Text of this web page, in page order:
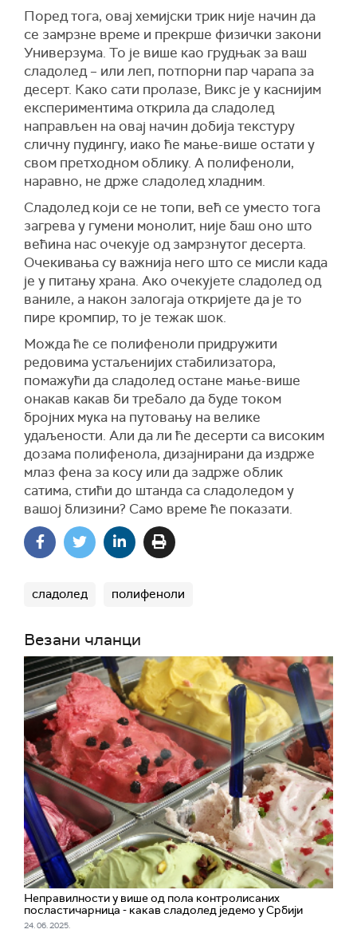
Поред тога, овај хемијски трик није начин да
се замрзне време и прекрше физички закони
Универзума. То је више као грудњак за ваш
сладолед – или леп, потпорни пар чарапа за
десерт. Како сати пролазе, Викс је у каснијим
експериментима открила да сладолед
направљен на овај начин добија текстуру
сличну пудингу, иако ће мање-више остати у
свом претходном облику. А полифеноли,
наравно, не држе сладолед хладним.
Сладолед који се не топи, већ се уместо тога
загрева у гумени монолит, није баш оно што
већина нас очекује од замрзнутог десерта.
Очекивања су важнија него што се мисли када
је у питању храна. Ако очекујете сладолед од
ваниле, а након залогаја откријете да је то
пире кромпир, то је тежак шок.
Можда ће се полифеноли придружити
редовима устаљенијих стабилизатора,
помажући да сладолед остане мање-више
онакав какав би требало да буде током
бројних мука на путовању на велике
удаљености. Али да ли ће десерти са високим
дозама полифенола, дизајнирани да издрже
млаз фена за косу или да задрже облик
сатима, стићи до штанда са сладоледом у
вашој близини? Само време ће показати.
сладолед полифеноли
Везани чланци
Неправилности у више од пола контролисаних
посластичарница - какав сладолед једемо у Србији
24. 06. 2025.